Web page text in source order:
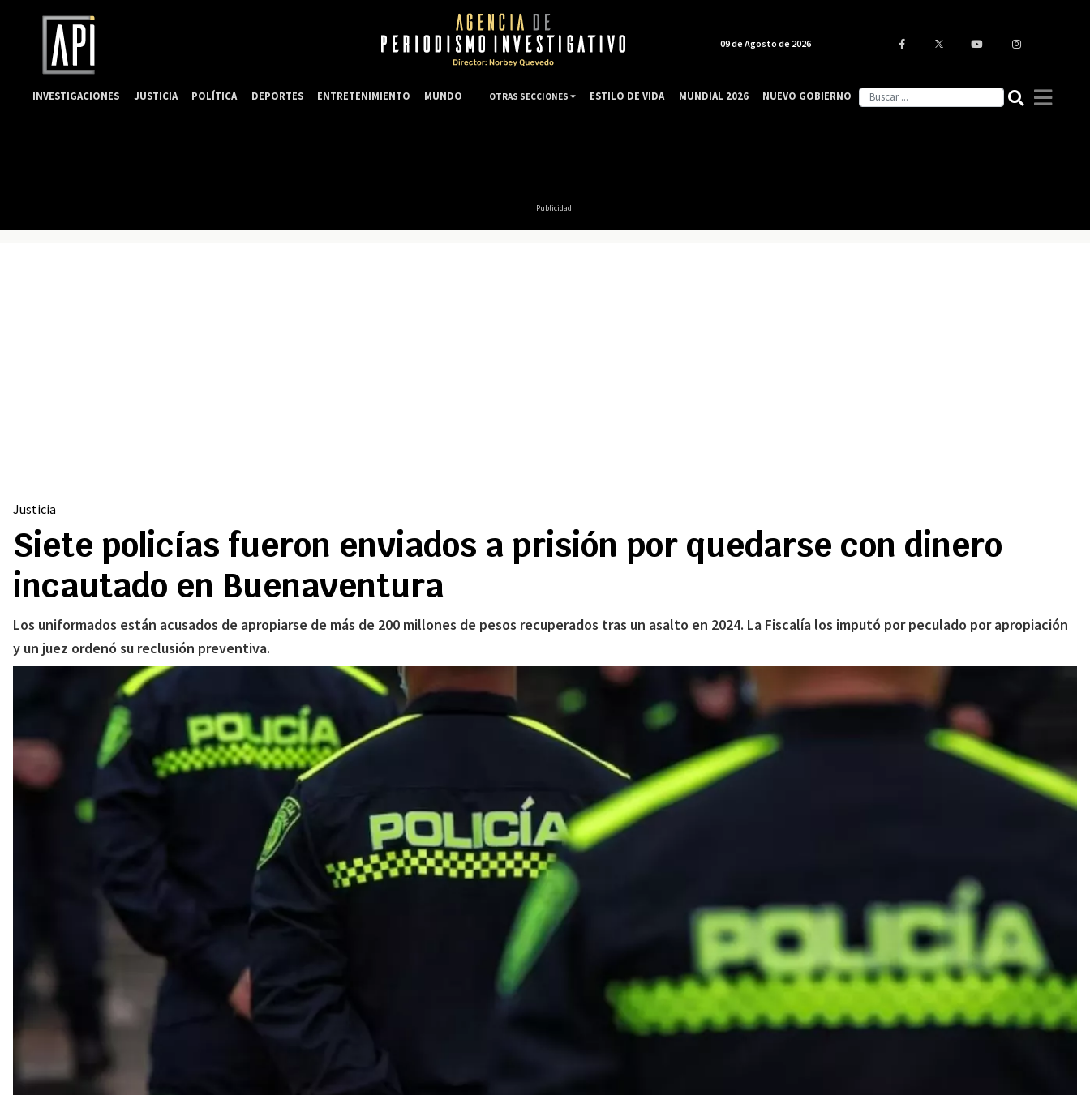
Publicidad
Justicia
Siete policías fueron enviados a prisión por quedarse con dinero
incautado en Buenaventura
Los uniformados están acusados de apropiarse de más de 200 millones de pesos recuperados tras un asalto en 2024. La Fiscalía los imputó por peculado por apropiación
y un juez ordenó su reclusión preventiva.
09 de Agosto de 2026
INVESTIGACIONES JUSTICIA POLÍTICA DEPORTES ENTRETENIMIENTO MUNDO OTRAS SECCIONES ESTILO DE VIDA MUNDIAL 2026 NUEVO GOBIERNO